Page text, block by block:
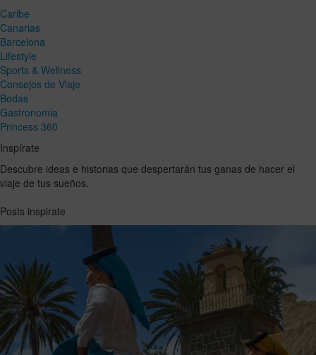
Caribe
Canarias
Barcelona
Lifestyle
Sports & Wellness
Consejos de Viaje
Bodas
Gastronomia
Princess 360
Inspírate
Descubre ideas e historias que despertarán tus ganas de hacer el
viaje de tus sueños.
Posts inspirate